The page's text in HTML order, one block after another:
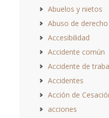
Abuelos y nietos
Abuso de derecho
Accesibilidad
Accidente común
Accidente de
Accidentes
Acción de
acciones